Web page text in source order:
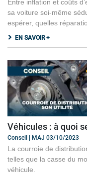
Entre inflation et coûts
sa voiture soi-même
espérer, quelles
EN SAVOIR +
Véhicules : à quoi
Conseil | MAJ 03/10/2023
La courroie de
telles que la casse du
véhicule.